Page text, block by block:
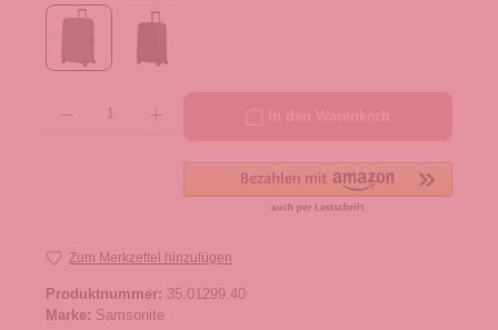
Zum Merkzettel hinzufügen
Produktnummer: 35.01299.40
Marke: Samsonite